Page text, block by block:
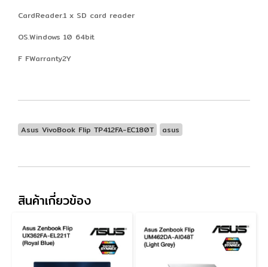
CardReader.1 x SD card reader
OS.Windows 10 64bit
F FWarranty2Y
Asus VivoBook Flip TP412FA-EC180T asus
สินค้าเกี่ยวข้อง